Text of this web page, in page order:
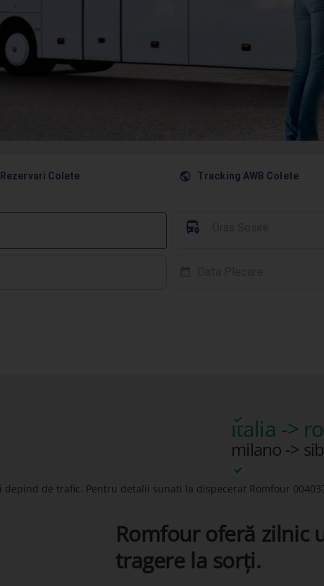
Rezervari Colete 󰇧 Tracking AWB Colete
󱈒
italia ->
milano ->
de trafic. Pentru detalii sunati la dispecerat Romfour
Romfour oferă zilnic
tragere la sorți.